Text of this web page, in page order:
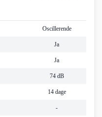
Oscillerende
Ja
Ja
74 dB
14 dage
-